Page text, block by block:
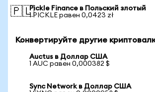
🇵🇱Pickle Finance в Польский злотый
1 PICKLE равен 0,0423 zł
Конвертируйте другие
Auctus в Доллар США
1 AUC равен 0,000382 $
Sync Network в Доллар США